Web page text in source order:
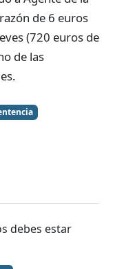
de 6 euros
(720 euros de
de las
debes estar